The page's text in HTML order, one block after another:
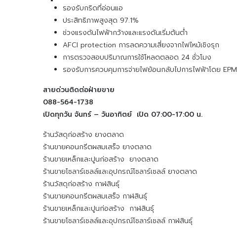
รองรับกริดที่อ่อนแอ
ประสิทธิภาพสูงสุด 97.1%
ช่วงแรงดันไฟฟ้ากว้างและแรงดันเริ่มต้นต่ำ
AFCI protection การลดความเสี่ยงจากไฟไหม้เชิงรุก
การตรวจสอบปริมาณการใช้โหลดตลอด 24 ชั่วโมง
รองรับการควบคุมการจ่ายไฟย้อนกลับไปการไฟฟ้าโดย EPM
สายด่วนติดต่อฝ่ายขาย
088-564-1738
เปิดทุกวัน จันทร์ – วันอาทิตย์ เปิด 07:00-17:00 น.
ร้านวัสดุก่อสร้าง ยางตลาด
ร้านขายคอนกรีตผสมเสร็จ ยางตลาด
ร้านขายเหล็กและปูนก่อสร้าง ยางตลาด
ร้านขายโซลาร์เซลล์และอุปกรณ์โซลาร์เซลล์ ยางตลาด
ร้านวัสดุก่อสร้าง กาฬสินธุ์
ร้านขายคอนกรีตผสมเสร็จ กาฬสินธุ์
ร้านขายเหล็กและปูนก่อสร้าง กาฬสินธุ์
ร้านขายโซลาร์เซลล์และอุปกรณ์โซลาร์เซลล์ กาฬสินธุ์